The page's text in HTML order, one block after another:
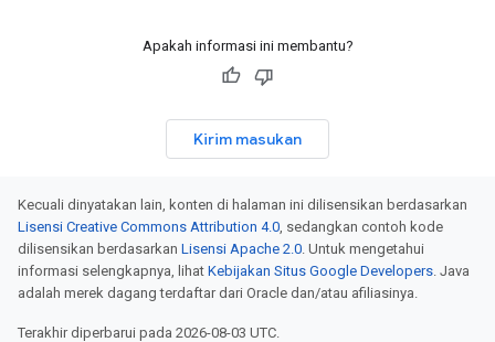
Apakah informasi ini membantu?
Kirim masukan
Kecuali dinyatakan lain, konten di halaman ini dilisensikan berdasarkan
Lisensi Creative Commons Attribution 4.0, sedangkan contoh kode
dilisensikan berdasarkan Lisensi Apache 2.0. Untuk mengetahui
informasi selengkapnya, lihat Kebijakan Situs Google Developers. Java
adalah merek dagang terdaftar dari Oracle dan/atau afiliasinya.
Terakhir diperbarui pada 2026-08-03 UTC.